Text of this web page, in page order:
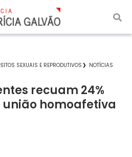
SEXUAIS E REPRODUTIVOS NOTÍCIAS
recuam 24%
união homoafetiva